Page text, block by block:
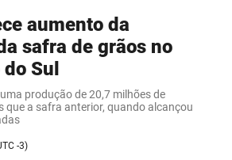
aumento da
safra de grãos no
Sul
produção de 20,7 milhões de
que a safra anterior, quando alcançou
-3)